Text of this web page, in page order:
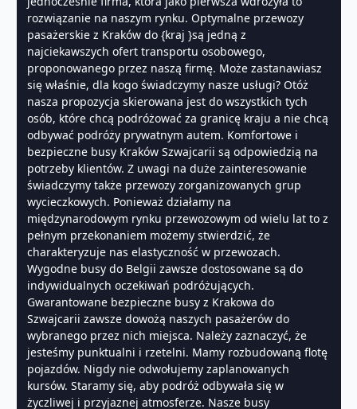
rozwiązanie na naszym rynku. Optymalne przewozy
pasażerskie z Kraków do {kraj }są jedną z
najciekawszych ofert transportu osobowego,
proponowanego przez naszą firmę. Może zastanawiasz
się właśnie, dla kogo świadczymy nasze usługi? Otóż
nasza propozycja skierowana jest do wszystkich tych
osób, które chcą podróżować za granicę kraju a nie chcą
odbywać podróży prywatnym autem. Komfortowe i
bezpieczne busy Kraków Szwajcarii są odpowiedzią na
potrzeby klientów. Z uwagi na duże zainteresowanie
świadczymy także przewozy zorganizowanych grup
wycieczkowych. Ponieważ działamy na
międzynarodowym rynku przewozowym od wielu lat to z
pełnym przekonaniem możemy stwierdzić, że
charakteryzuje nas elastyczność w przewozach.
Wygodne busy do Belgii zawsze dostosowane są do
indywidualnych oczekiwań podróżujących.
Gwarantowane bezpieczne busy z Krakowa do
Szwajcarii zawsze dowożą naszych pasażerów do
wybranego przez nich miejsca. Należy zaznaczyć, że
jesteśmy punktualni i rzetelni. Mamy rozbudowaną flotę
pojazdów. Nigdy nie odwołujemy zaplanowanych
kursów. Staramy się, aby podróż odbywała się w
życzliwej i przyjaznej atmosferze. Nasze busy